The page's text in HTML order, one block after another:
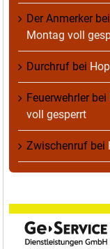
Der Anmerkerbei
Montag voll
Durchruf bei
Feuerwehrlerbei
voll gesperrt
Zwischenruf bei